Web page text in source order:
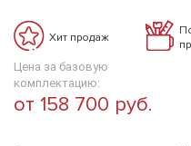
Хит продаж
Цена за базовую
комплектацию:
от 158 700 руб.